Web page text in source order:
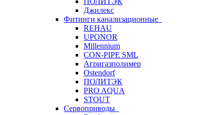
Джилекс
Фитинги канализационные
REHAU
UPONOR
Millennium
CON-PIPE SML
Агригазполимер
Ostendorf
ПОЛИТЭК
PRO AQUA
STOUT
Сервоприводы